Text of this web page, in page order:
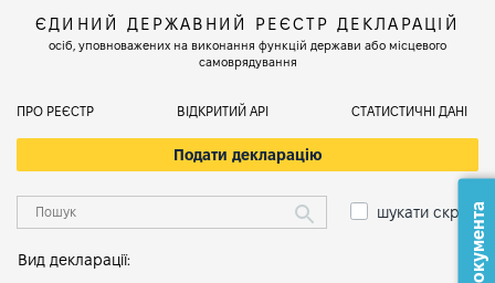
ЄДИНИЙ ДЕРЖАВНИЙ РЕЄСТР ДЕКЛАРАЦІЙ
осіб, уповноважених на виконання функцій держави або місцевого
самоврядування
ПРО РЕЄСТР ВІДКРИТИЙ АРІ СТАТИСТИЧНІ ДАНІ
Подати декларацію
шукати скрізь
Вид декларації: